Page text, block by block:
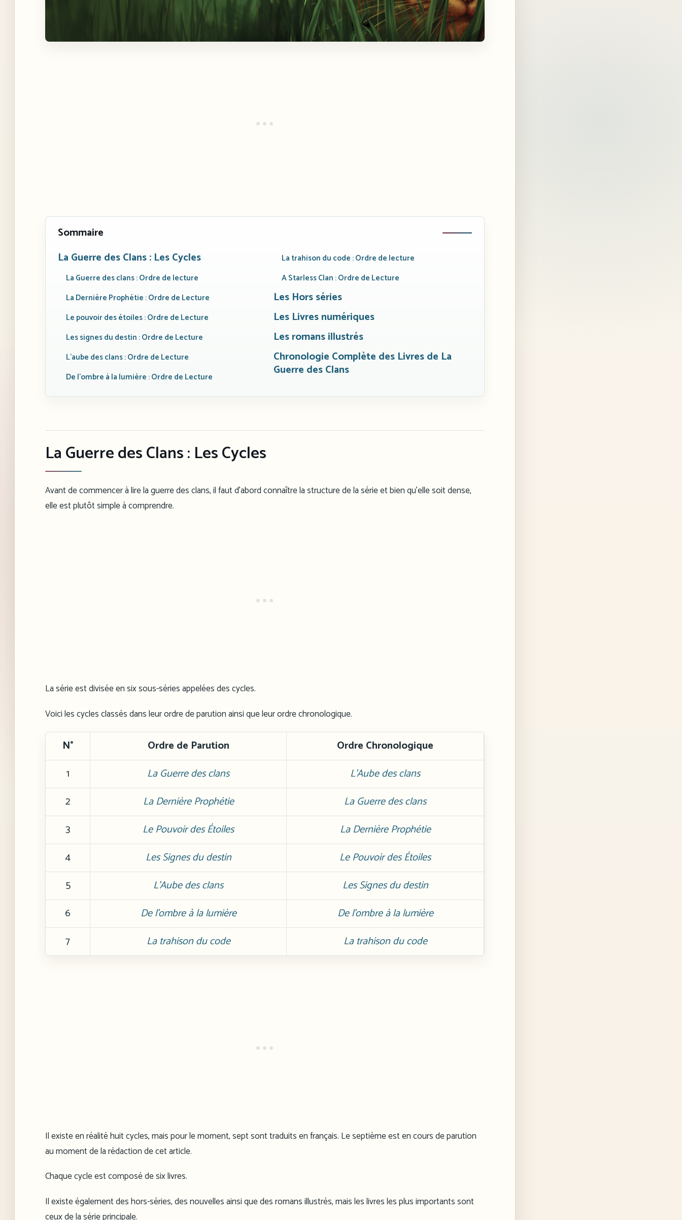
Sommaire
La Guerre des Clans : Les Cycles
La Guerre des clans : Ordre de lecture
La Dernière Prophétie : Ordre de Lecture
Le pouvoir des étoiles : Ordre de Lecture
Les signes du destin : Ordre de Lecture
L’aube des clans : Ordre de Lecture
De l’ombre à la lumière : Ordre de Lecture
La trahison du code : Ordre de lecture
A Starless Clan : Ordre de Lecture
Les Hors séries
Les Livres numériques
Les romans illustrés
Chronologie Complète des Livres de La
Guerre des Clans
La Guerre des Clans : Les Cycles
Avant de commencer à lire la guerre des clans, il faut d’abord connaître la structure de la série et bien qu’elle soit dense,
elle est plutôt simple à comprendre.
La série est divisée en six sous-séries appelées des cycles.
Voici les cycles classés dans leur ordre de parution ainsi que leur ordre chronologique.
N° Ordre de Parution
Ordre Chronologique
1
La Guerre des clans
L’Aube des clans
2
La Dernière Prophétie
La Guerre des clans
3
Le Pouvoir des Étoiles
La Dernière Prophétie
4
Les Signes du destin
Le Pouvoir des Étoiles
5
L’Aube des clans
Les Signes du destin
6
De l’ombre à la lumière
De l’ombre à la lumière
7
La trahison du code La trahison du code
Il existe en réalité huit cycles, mais pour le moment, sept sont traduits en français. Le septième est en cours de parution
au moment de la rédaction de cet article.
Chaque cycle est composé de six livres.
Il existe également des hors-séries, des nouvelles ainsi que des romans illustrés, mais les livres les plus importants sont
ceux de la série principale.